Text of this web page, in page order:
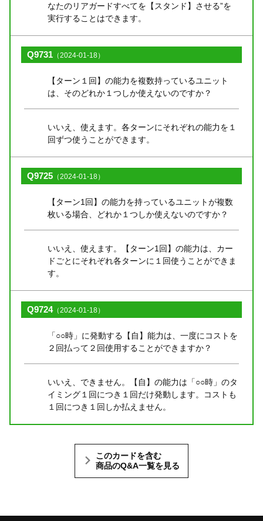
なたのリアガードすべてを【スタンド】させる”を
実行することはできます。
Q9731 （2024-01-18）
【ターン１回】の能力を複数持っているユニット
は、そのどれか１つしか使えないのですか？
いいえ、使えます。各ターンにそれぞれの能力を１
回ずつ使うことができます。
Q9725 （2024-01-18）
【ターン1回】の能力を持っているユニットが複数
枚いる場合、どれか１つしか使えないのですか？
いいえ、使えます。【ターン1回】の能力は、カー
ドごとにそれぞれ各ターンに１回使うことができま
す。
Q9724（2024-01-18）
「○○時」に発動する【自】能力は、一度にコストを
２回払って２回使用することができますか？
いいえ、できません。【自】の能力は「○○時」のタ
イミング１回につき１回だけ発動します。コストも
１回につき１回しか払えません。
このカードを含む
商品のQ&A一覧を見る